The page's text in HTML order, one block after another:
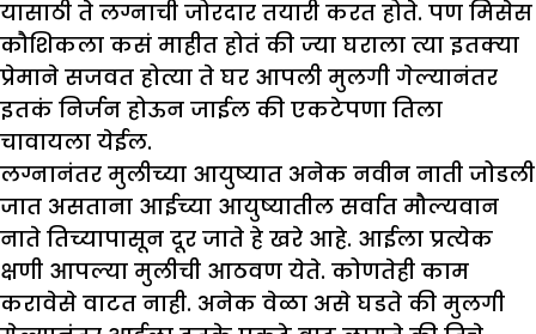
यासाठी ते लग्नाची जोरदार तयारी करत होते. पण मिसेस
कौशिकला कसं माहीत होतं की ज्या घराला त्या इतक्या
प्रेमाने सजवत होत्या ते घर आपली मुलगी गेल्यानंतर
इतकं निर्जन होऊन जाईल की एकटेपणा तिला
चावायला येईल.
लग्नानंतर मुलीच्या आयुष्यात अनेक नवीन नाती जोडली
जात असताना आईच्या आयुष्यातील सर्वात मौल्यवान
नाते तिच्यापासून दूर जाते हे खरे आहे. आईला प्रत्येक
क्षणी आपल्या मुलीची आठवण येते. कोणतेही काम
करावेसे वाटत नाही. अनेक वेळा असे घडते की मुलगी